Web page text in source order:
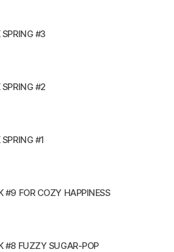
#3
#2
#1
#9 FOR COZY HAPPINESS
#8 FUZZY SUGAR-POP